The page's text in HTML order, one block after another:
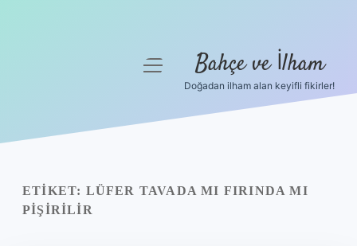
Yasal Uyarı
menüyü
Bahçe ve İlham
Doğadan ilham alan keyifli fikirler!
ETIKET: LÜFER TAVADA MI FIRINDA MI
PIŞIRILIR